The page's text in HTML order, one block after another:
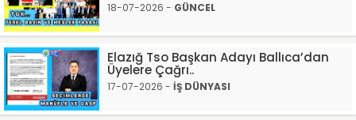
18-07-2026 - GÜNCEL
Elazığ Tso Başkan Adayı Ballıca’dan
Üyelere Çağrı..
17-07-2026 - İŞ DÜNYASI